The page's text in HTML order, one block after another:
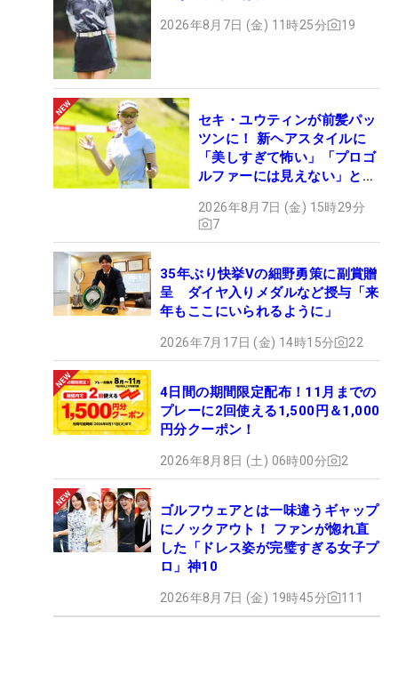
2026年8月7日 (金) 11時25分 19
セキ・ユウティンが前髪パッ
ツンに！ 新ヘアスタイルに
「美しすぎて怖い」「プロゴ
ルファーには見えない」とコ
2026年8月7日 (金) 15時29分
7
35年ぶり快挙Vの細野勇策に副賞贈
呈 ダイヤ入りメダルなど授与「来
年もここにいられるように」
2026年7月17日 (金) 14時15分 22
4日間の期間限定配布！11月までの
プレーに2回使える1,500円＆1,000
円分クーポン！
2026年8月8日 (土) 06時00分 2
ゴルフウェアとは一味違うギャップ
にノックアウト！ ファンが惚れ直
した「ドレス姿が完璧すぎる女子プ
ロ」神10
2026年8月7日 (金) 19時45分 111